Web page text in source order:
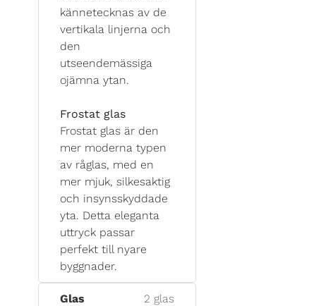
kännetecknas av de
vertikala linjerna och
den
utseendemässiga
ojämna ytan.
Frostat glas
Frostat glas är den
mer moderna typen
av råglas, med en
mer mjuk, silkesaktig
och insynsskyddade
yta. Detta eleganta
uttryck passar
perfekt till nyare
byggnader.
Glas 2 glas